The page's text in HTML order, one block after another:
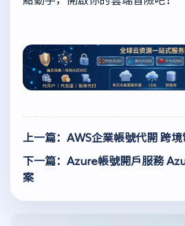
上一篇：AWS企業帳號代開 跨
下一篇：Azure帳號開戶服務
案